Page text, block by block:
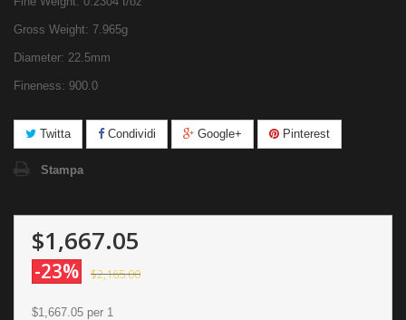
Gross Weight: 7.965g
Diameter: 22.5mm
Fineness: 900.0
Twitta Condividi Google+ Pinterest
Stampa
$1,667.05
-23% $2,165.00
$1,667.05 per 1